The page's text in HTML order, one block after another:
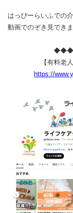
はっぴーらいふでの
動画でのぞき見でき
◆◆◆ライフ
【有料老人ホー
https://